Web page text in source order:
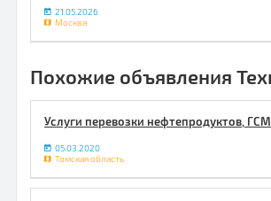
21.05.2026
Москва
Похожие объявления
Услуги перевозки нефтепродуктов, ГСМ
05.03.2020
Томская область